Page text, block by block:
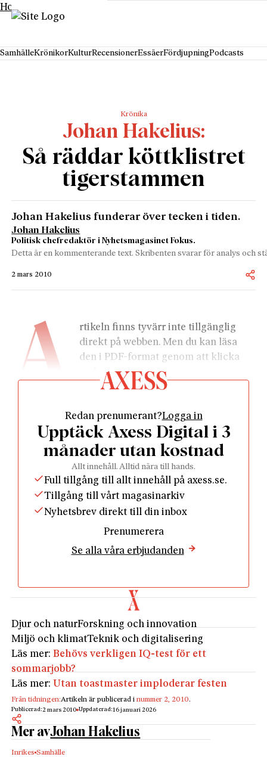
Hoppa till innehåll
SamhälleKrönikorKulturRecensionerEssäerFördjupningPodcasts
Krönika
Johan Hakelius
Så räddar köttklistret
tigerstammen
Johan Hakelius funderar över tecken i tiden.
Johan Hakelius
Politisk chefredaktör i Nyhetsmagasinet Fokus.
Detta är en kommenterande text. Skribenten svarar för analys och
2 mars 2010
A
rtikeln finns tyvärr inte tillgänglig
direkt på webben. Men du kan läsa
den i PDF-format genom att klicka
nedan.
				Läs som PDF
Redan prenumerant?Logga in
Upptäck Axess Digital i 3
månader utan kostnad
Allt innehåll. Alltid nära till hands.
Full tillgång till allt innehåll på axess.se.
Tillgång till vårt magasinarkiv
Nyhetsbrev direkt till din inbox
Prenumerera
Se alla våra erbjudanden
Djur och naturForskning och innovation
Miljö och klimatTeknik och digitalisering
Läs mer:Behövs verkligen IQ-test för ett
sommarjobb?
Läs mer: Utan toastmaster imploderar festen
Från tidningen:Artikeln är publicerad inummer 2, 2010.
Publicerad:2 mars 2010 Uppdaterad:16 januari 2026
Mer avJohan Hakelius
Inrikes Samhälle